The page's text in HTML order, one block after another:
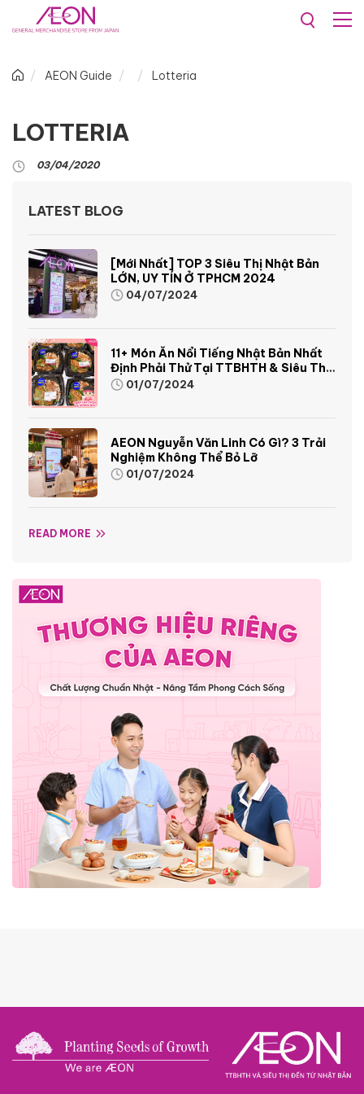
AEON Guide Lotteria
LOTTERIA
03/04/2020
LATEST BLOG
[Mới Nhất] TOP 3 Siêu Thị Nhật Bản
LỚN, UY TÍN Ở TPHCM 2024
04/07/2024
11+ Món Ăn Nổi Tiếng Nhật Bản Nhất
Định Phải Thử Tại TTBHTH & Siêu Thị
AEON01/07/2024
AEON Nguyễn Văn Linh Có Gì? 3 Trải
Nghiệm Không Thể Bỏ Lỡ
01/07/2024
READ MORE